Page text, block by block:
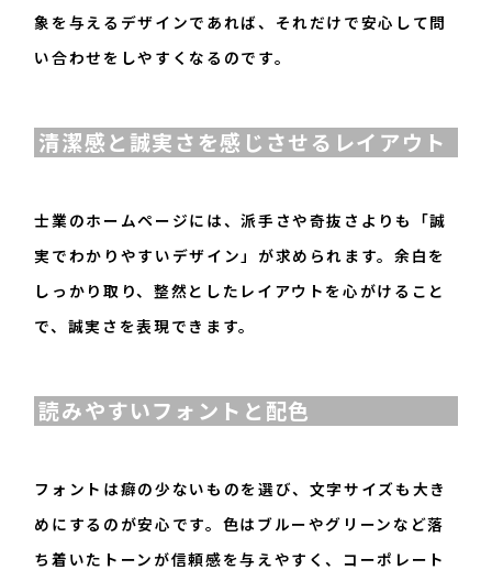
象を与えるデザインであれば、それだけで安心して問
い合わせをしやすくなるのです。
清潔感と誠実さを感じさせるレイアウト
士業のホームページには、派手さや奇抜さよりも「誠
実でわかりやすいデザイン」が求められます。余白を
しっかり取り、整然としたレイアウトを心がけること
で、誠実さを表現できます。
読みやすいフォントと配色
フォントは癖の少ないものを選び、文字サイズも大き
めにするのが安心です。色はブルーやグリーンなど落
ち着いたトーンが信頼感を与えやすく、コーポレート